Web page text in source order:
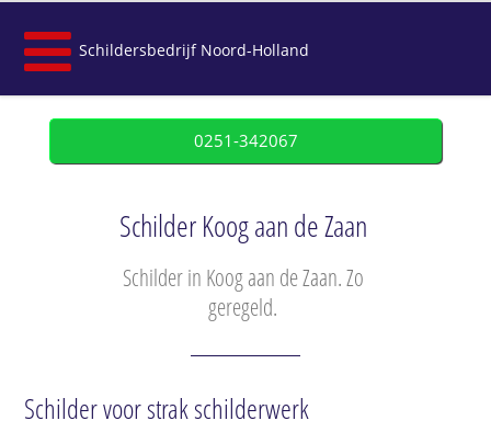
Schildersbedrijf Noord-Holland
0251-342067
Schilder Koog aan de Zaan
Schilder in Koog aan de Zaan. Zo
geregeld.
Schilder voor strak schilderwerk